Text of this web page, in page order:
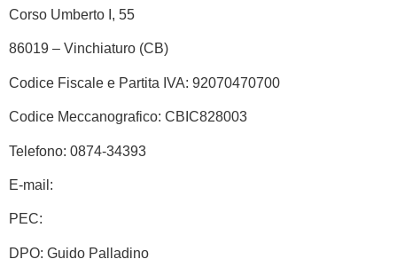
Corso Umberto I, 55
86019 – Vinchiaturo (CB)
Codice Fiscale e Partita IVA: 92070470700
Codice Meccanografico: CBIC828003
Telefono: 0874-34393
E-mail:
PEC:
DPO: Guido Palladino